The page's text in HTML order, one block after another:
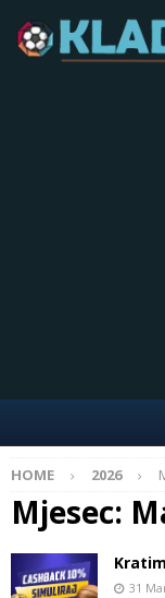
HOME 2026
Mjesec:
31